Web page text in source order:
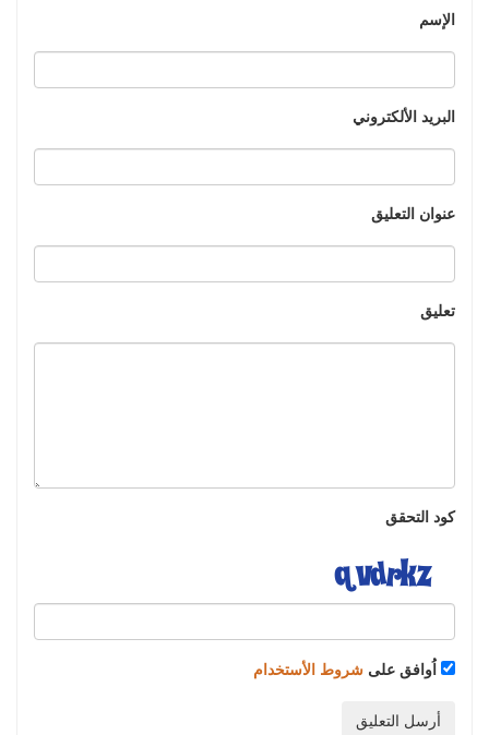
الإسم
البريد الألكتروني
عنوان التعليق
تعليق
كود التحقق
اُوافق على شروط الأستخدام
أرسل التعليق